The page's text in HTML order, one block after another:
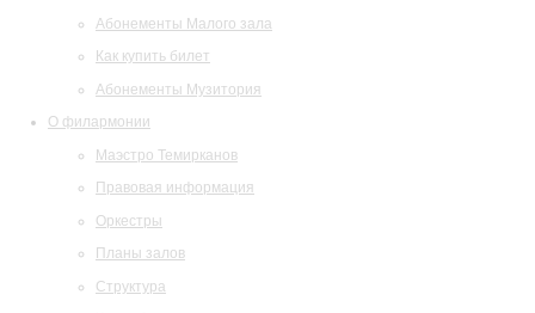
Абонементы Малого зала
Как купить билет
Абонементы Музитория
О филармонии
Маэстро Темирканов
Правовая информация
Оркестры
Планы залов
Структура